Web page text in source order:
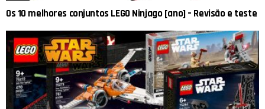
Os 10 melhores conjuntos LEGO Ninjago [ano] – Revisão e teste